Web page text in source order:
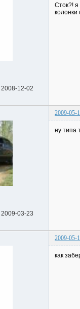
2008-12-02
Сток?! я
2009-05-
2009-03-23
ну типа
2009-05-
как